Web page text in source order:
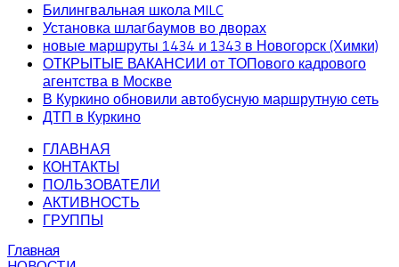
Билингвальная школа MILC
Установка шлагбаумов во дворах
новые маршруты 1434 и 1343 в Новогорск (Химки)
ОТКРЫТЫЕ ВАКАНСИИ от ТОПового кадрового
агентства в Москве
В Куркино обновили автобусную маршрутную сеть
ДТП в Куркино
ГЛАВНАЯ
КОНТАКТЫ
ПОЛЬЗОВАТЕЛИ
АКТИВНОСТЬ
ГРУППЫ
Главная